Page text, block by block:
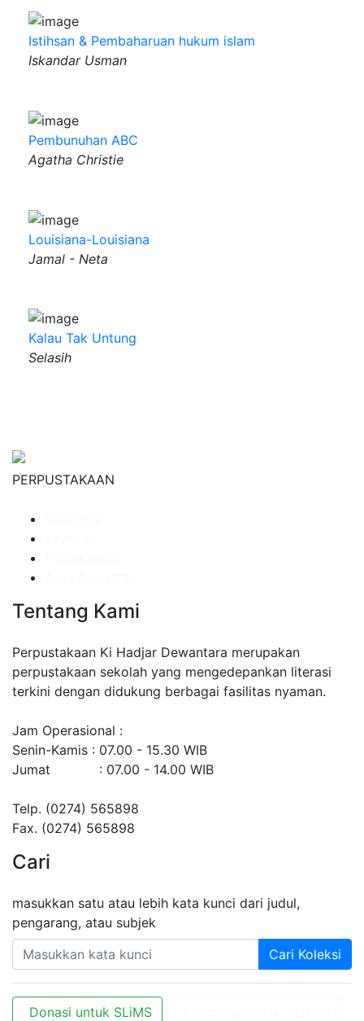
Istihsan & Pembaharuan hukum islam
Iskandar Usman
Pembunuhan ABC
Agatha Christie
Louisiana-Louisiana
Jamal - Neta
Kalau Tak Untung
Selasih
PERPUSTAKAAN
Tentang Kami
Perpustakaan Ki Hadjar Dewantara merupakan
perpustakaan sekolah yang mengedepankan literasi
terkini dengan didukung berbagai fasilitas nyaman.
Jam Operasional :
Senin-Kamis : 07.00 - 15.30 WIB
Jumat : 07.00 - 14.00 WIB
Telp. (0274) 565898
Fax. (0274) 565898
Cari
masukkan satu atau lebih kata kunci dari judul,
pengarang, atau subjek
Cari Koleksi
Donasi untuk SLiMS